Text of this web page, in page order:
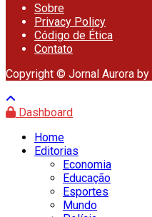
Sobre
Privacy Policy
Código de Ética
Contato
Copyright © Jornal Aurora by
Dashboard
Home
Editorias
Economia
Educação
Esportes
Mundo